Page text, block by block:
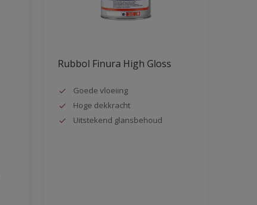
Rubbol Finura High Gloss
Goede vloeiing
Hoge dekkracht
Uitstekend glansbehoud